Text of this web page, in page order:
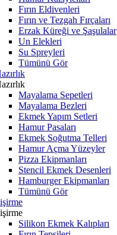
Fırın Eldivenleri
Fırın ve Tezgah Fırçaları
Erzak Küreği ve Şaşulalar
Un Elekleri
Su Spreyleri
Tümünü Gör
Mayalama Sepetleri
Mayalama Bezleri
Ekmek Yapım Setleri
Hamur Pasaları
Ekmek Soğutma Telleri
Hamur Açma Yüzeyler
Pizza Ekipmanları
Stencil Ekmek Desenleri
Hamburger Ekipmanları
Tümünü Gör
Silikon Ekmek Kalıpları